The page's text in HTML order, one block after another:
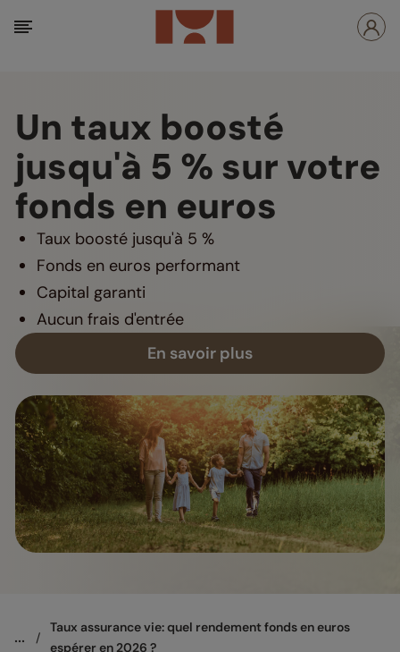
Un taux boosté
jusqu'à 5 % sur votre
fonds en euros
Taux boosté jusqu'à 5 %
Fonds en euros performant
Capital garanti
Aucun frais d'entrée
En savoir plus
... /
Taux assurance vie: quel rendement fonds en euros
espérer en 2026 ?